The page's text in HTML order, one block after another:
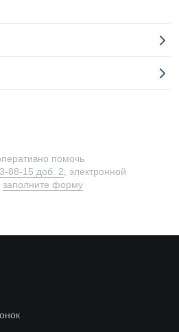
помочь
88-15 доб. 2 , электронной
заполните форму